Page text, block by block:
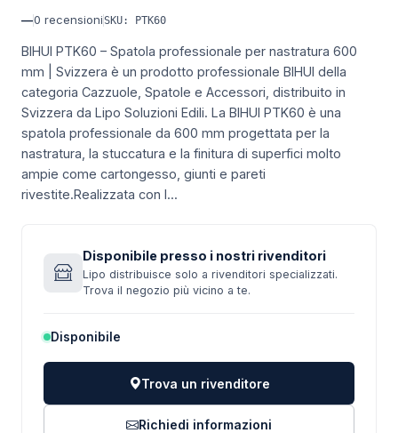
—0 recensioniSKU: PTK60
BIHUI PTK60 – Spatola professionale per nastratura 600
mm | Svizzera è un prodotto professionale BIHUI della
categoria Cazzuole, Spatole e Accessori, distribuito in
Svizzera da Lipo Soluzioni Edili. La BIHUI PTK60 è una
spatola professionale da 600 mm progettata per la
nastratura, la stuccatura e la finitura di superfici molto
ampie come cartongesso, giunti e pareti
rivestite.Realizzata con l...
Disponibile presso i nostri rivenditori
Lipo distribuisce solo a rivenditori specializzati.
Trova il negozio più vicino a te.
Disponibile
Trova un rivenditore
Richiedi informazioni